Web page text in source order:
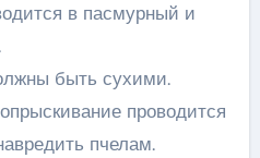
в пасмурный и
быть сухими.
проводится
пчелам.